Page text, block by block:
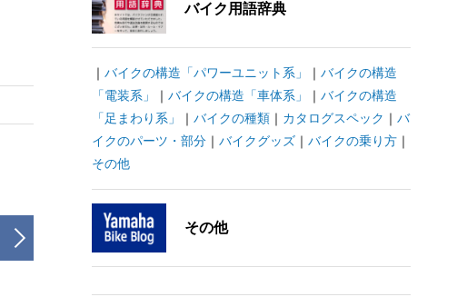
バイク用語辞典
｜ バイクの構造「パワーユニット系」 ｜ バイクの構造
「電装系」
｜ バイクの構造「車体系」 ｜ バイクの構造
「足まわり系」
｜ バイクの種類｜ カタログスペック ｜ バ
イクのパーツ・部分｜ バイクグッズ｜ バイクの乗り方｜
その他
その他